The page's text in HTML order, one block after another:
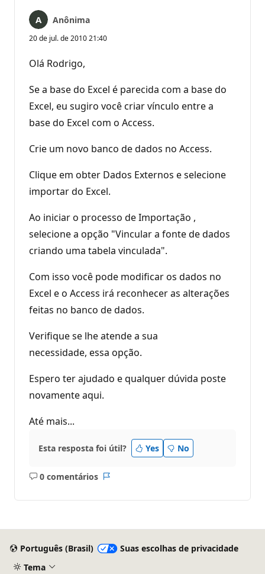
Anônima
20 de jul. de 2010 21:40
Olá Rodrigo,
Se a base do Excel é parecida com a base do
Excel, eu sugiro você criar vínculo entre a
base do Excel com o Access.
Crie um novo banco de dados no Access.
Clique em obter Dados Externos e selecione
importar do Excel.
Ao iniciar o processo de Importação ,
selecione a opção "Vincular a fonte de dados
criando uma tabela vinculada".
Com isso você pode modificar os dados no
Excel e o Access irá reconhecer as alterações
feitas no banco de dados.
Verifique se lhe atende a sua
necessidade, essa opção.
Espero ter ajudado e qualquer dúvida poste
novamente aqui.
Até mais...
Esta resposta foi útil? Yes No
0 comentários
Sem
Português (Brasil)
Suas escolhas de privacidade
Tema